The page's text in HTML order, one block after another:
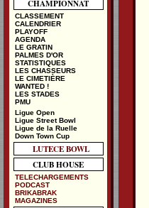
CHAMPIONNAT
CLASSEMENT
CALENDRIER
PLAYOFF
AGENDA
LE GRATIN
PALMES D'OR
STATISTIQUES
LES CHASSEURS
LE CIMETIÈRE
WANTED !
LES STADES
PMU
Ligue Open
Ligue Street Bowl
Ligue de la Ruelle
Down Town Cup
LUTECE BOWL
CLUB HOUSE
TELECHARGEMENTS
PODCAST
BRIKABRAK
MAGAZINES